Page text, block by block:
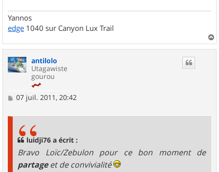
Yannos
edge 1040 sur Canyon Lux Trail
a
antilolo
Utagawiste
gourou
M
07 juil. 2011, 20:42
luidji76 a écrit :
Bravo Loïc/Zebulon pour ce bon moment de
partageet de convivialité